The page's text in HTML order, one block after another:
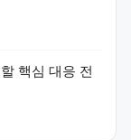
핵심 대응 전